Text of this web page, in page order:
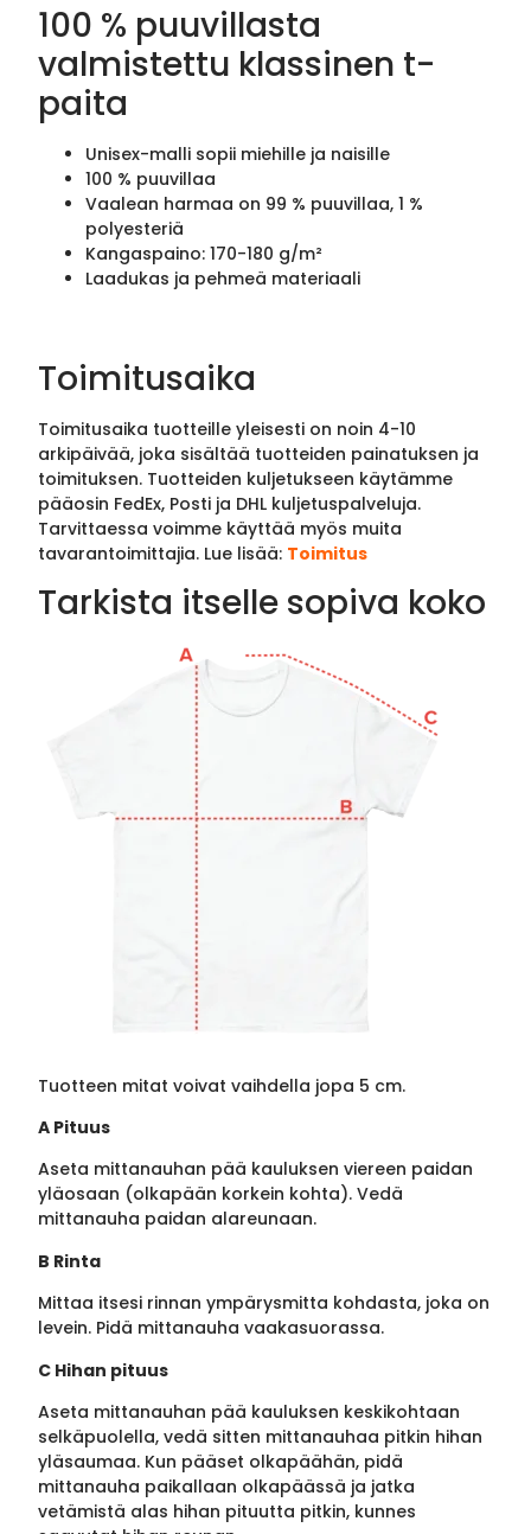
100 % puuvillasta
valmistettu klassinen t-
paita
Unisex-malli sopii miehille ja naisille
100 % puuvillaa
Vaalean harmaa on 99 % puuvillaa, 1 %
polyesteriä
Kangaspaino: 170-180 g/m²
Laadukas ja pehmeä materiaali
Toimitusaika
Toimitusaika tuotteille yleisesti on noin 4-10
arkipäivää, joka sisältää tuotteiden painatuksen ja
toimituksen. Tuotteiden kuljetukseen käytämme
pääosin FedEx, Posti ja DHL kuljetuspalveluja.
Tarvittaessa voimme käyttää myös muita
tavarantoimittajia. Lue lisää: Toimitus
Tarkista itselle sopiva koko
Tuotteen mitat voivat vaihdella jopa 5 cm.
A Pituus
Aseta mittanauhan pää kauluksen viereen paidan
yläosaan (olkapään korkein kohta). Vedä
mittanauha paidan alareunaan.
B Rinta
Mittaa itsesi rinnan ympärysmitta kohdasta, joka on
levein. Pidä mittanauha vaakasuorassa.
C Hihan pituus
Aseta mittanauhan pää kauluksen keskikohtaan
selkäpuolella, vedä sitten mittanauhaa pitkin hihan
yläsaumaa. Kun pääset olkapäähän, pidä
mittanauha paikallaan olkapäässä ja jatka
vetämistä alas hihan pituutta pitkin, kunnes